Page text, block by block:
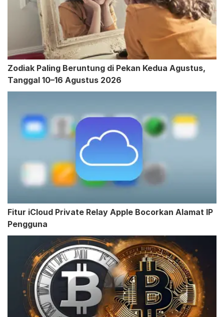
Zodiak Paling Beruntung di Pekan Kedua Agustus,
Tanggal 10–16 Agustus 2026
Fitur iCloud Private Relay Apple Bocorkan Alamat IP
Pengguna